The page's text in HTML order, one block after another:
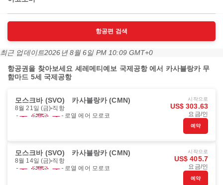
항공편 검색
최근 업데이트2026년 8월 6일 PM 10:09 GMT+0
항공권을 찾아보세요 셰레메티예보 국제공항 에서 카사블랑카 무
함마드 5세 국제공항
모스크바 (SVO) 카사블랑카 (CMN)
8월 21일 (금) 직항
로열 에어 모로코
시작으로
US$ 303.63
요금/인
예약
모스크바 (SVO) 카사블랑카 (CMN)
8월 14일 (금) 직항
로열 에어 모로코
시작으로
US$ 405.7
요금/인
예약